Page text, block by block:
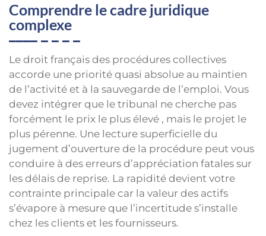
Comprendre le cadre juridique
complexe
Le droit français des procédures collectives
accorde une priorité quasi absolue au maintien
de l’activité et à la sauvegarde de l’emploi. Vous
devez intégrer que le tribunal ne cherche pas
forcément le prix le plus élevé , mais le projet le
plus pérenne. Une lecture superficielle du
jugement d’ouverture de la procédure peut vous
conduire à des erreurs d’appréciation fatales sur
les délais de reprise. La rapidité devient votre
contrainte principale car la valeur des actifs
s’évapore à mesure que l’incertitude s’installe
chez les clients et les fournisseurs.